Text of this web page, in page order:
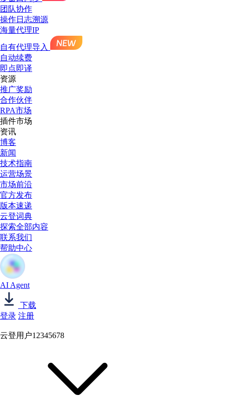
团队协作
操作日志溯源
海量代理IP
自有代理导入
自动续费
即点即译
资源
推广奖励
合作伙伴
RPA市场
插件市场
资讯
博客
新闻
技术指南
运营场景
市场前沿
官方发布
版本速递
云登词典
探索全部内容
联系我们
帮助中心
AI Agent
下载
登录 注册
云登用户12345678